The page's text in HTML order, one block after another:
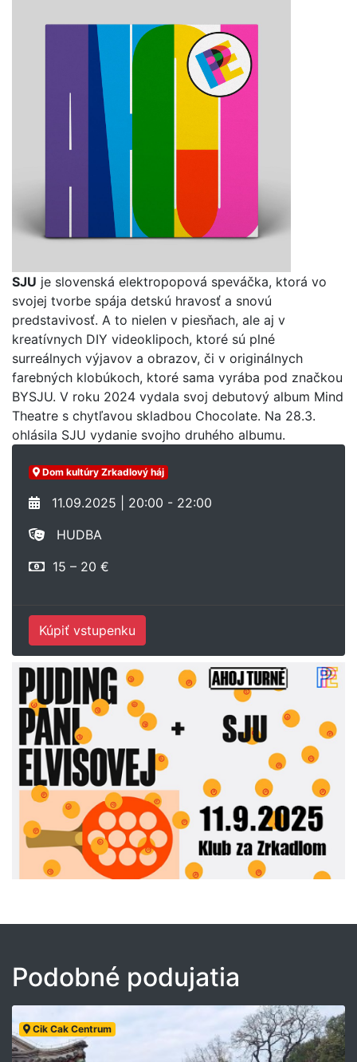
SJU je slovenská elektropopová speváčka, ktorá vo
svojej tvorbe spája detskú hravosť a snovú
predstavivosť. A to nielen v piesňach, ale aj v
kreatívnych DIY videoklipoch, ktoré sú plné
surreálnych výjavov a obrazov, či v originálnych
farebných klobúkoch, ktoré sama vyrába pod značkou
BYSJU. V roku 2024 vydala svoj debutový album Mind
Theatre s chytľavou skladbou Chocolate. Na 28.3.
ohlásila SJU vydanie svojho druhého albumu.
Dom kultúry Zrkadlový háj
11.09.2025 | 20:00 - 22:00
HUDBA
15 – 20 €
Kúpiť vstupenku
Podobné podujatia
Cik Cak Centrum